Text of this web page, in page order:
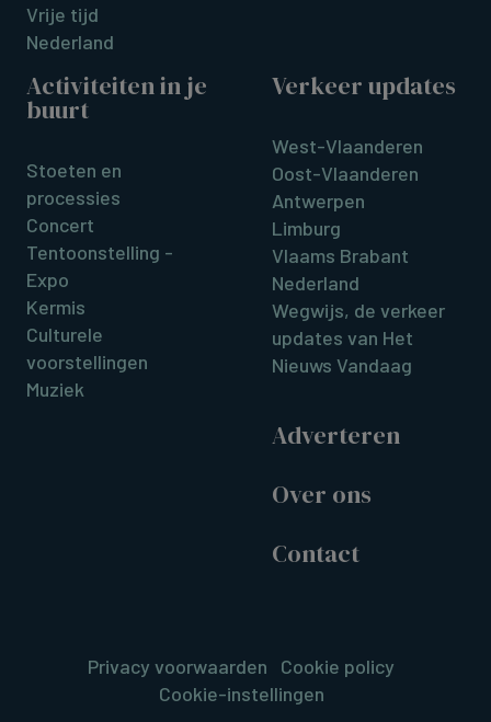
Vrije tijd
Nederland
Activiteiten in je
buurt
Stoeten en
processies
Concert
Tentoonstelling -
Expo
Kermis
Culturele
voorstellingen
Muziek
Verkeer updates
West-Vlaanderen
Oost-Vlaanderen
Antwerpen
Limburg
Vlaams Brabant
Nederland
Wegwijs, de verkeer
updates van Het
Nieuws Vandaag
Adverteren
Over ons
Contact
Privacy voorwaarden
Cookie policy
Cookie-instellingen